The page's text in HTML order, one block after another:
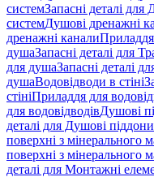
системЗапасні деталі
системДушові дренажні
дренажні канали
душаЗапасні деталі для
для душаЗапасні деталі
душаВодовідводи в стіні
стініПриладдя для
для водовідводівДушові
деталі для Душові
поверхні з мінерального
поверхні з мінерального
деталі для Монтажні